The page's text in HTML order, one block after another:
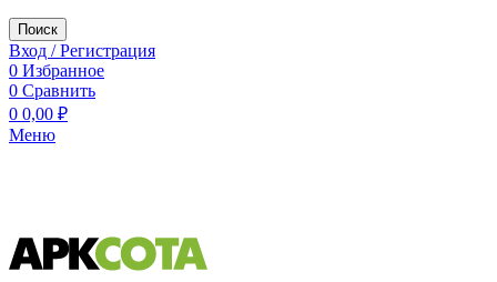
Поиск
Вход / Регистрация
0 Избранное
0 Сравнить
0 0,00 ₽
Меню